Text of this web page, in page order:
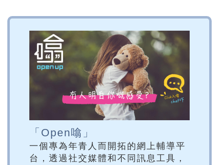
「Open噏」
一個專為年青人而開拓的網上輔導平
台，透過社交媒體和不同訊息工具，